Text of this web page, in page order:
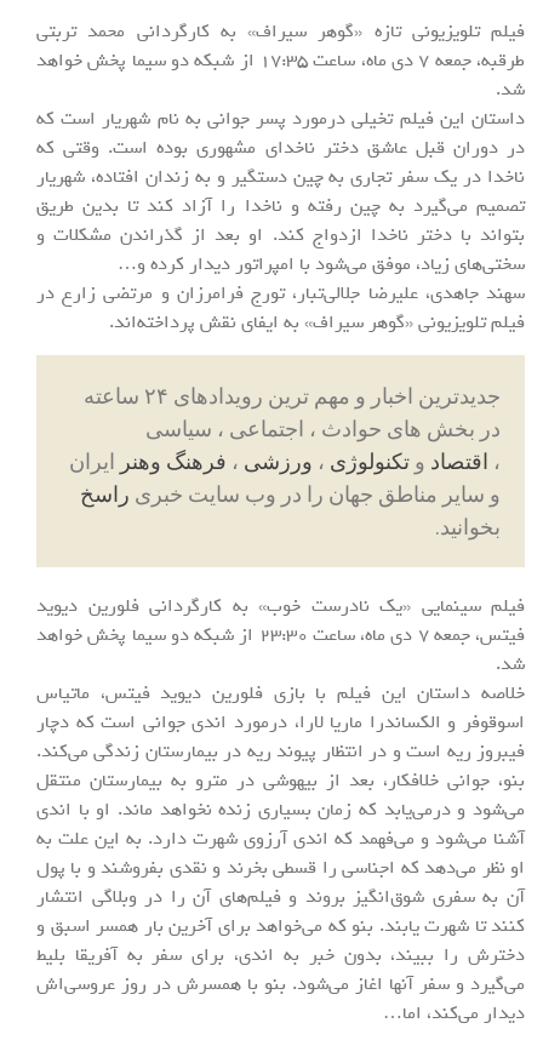
فیلم تلویزیونی تازه «گوهر سیراف» به کارگردانی محمد تربتی
طرقبه، جمعه 7 دی ماه، ساعت 17:35 از شبکه دو سیما پخش خواهد
شد.
داستان این فیلم تخیلی درمورد پسر جوانی به نام شهریار است که
در دوران قبل عاشق دختر ناخدای مشهوری بوده است. وقتی که
ناخدا در یک سفر تجاری به چین دستگیر و به زندان افتاده، شهریار
تصمیم می‌گیرد به چین رفته و ناخدا را آزاد کند تا بدین طریق
بتواند با دختر ناخدا ازدواج کند. او بعد از گذراندن مشکلات و
سختی‌های زیاد، موفق می‌شود با امپراتور دیدار کرده و…
سهند جاهدی، علیرضا جلالی‌تبار، تورج فرامرزان و مرتضی زارع در
فیلم تلویزیونی «گوهر سیراف» به ایفای نقش پرداخته‌اند.
جدیدترین اخبار و مهم ترین رویدادهای ۲۴ ساعته
در بخش های حوادث ، اجتماعی ، سیاسی
، اقتصاد و تکنولوژی ، ورزشی ، فرهنگ وهنر ایران
و سایر مناطق جهان را در وب سایت خبری راسخ
بخوانید.
فیلم سینمایی «یک نادرست خوب» به کارگردانی فلورین دیوید
فیتس، جمعه 7 دی ماه، ساعت 23:30 از شبکه دو سیما پخش خواهد
شد.
خلاصه داستان این فیلم با بازی فلورین دیوید فیتس، ماتیاس
اسوقوفر و الکساندرا ماریا لارا، درمورد اندی جوانی است که دچار
فیبروز ریه است و در انتظار پیوند ریه در بیمارستان زندگی می‌کند.
بنو، جوانی خلافکار، بعد از بیهوشی در مترو به بیمارستان منتقل
می‌شود و درمی‌یابد که زمان بسیاری زنده نخواهد ماند. او با اندی
آشنا می‌شود و می‌فهمد که اندی آرزوی شهرت دارد. به این علت به
او نظر می‌دهد که اجناسی را قسطی بخرند و نقدی بفروشند و با پول
آن به سفری شوق‌انگیز بروند و فیلم‌های آن را در وبلاگی انتشار
کنند تا شهرت یابند. بنو که می‌خواهد برای آخرین بار همسر اسبق و
دخترش را ببیند، بدون خبر به اندی، برای سفر به آفریقا بلیط
می‌گیرد و سفر آنها اغاز می‌شود. بنو با همسرش در روز عروسی‌اش
دیدار می‌کند، اما…